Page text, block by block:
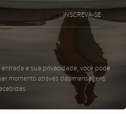
INSCREVA-SE
e sua privacidade, você pode
momento através das mensagens